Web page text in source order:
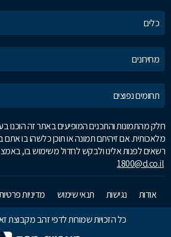
כלים
מחירונים
תחומים נפוצים
חלק מהתמונות והתכנים המופיעים באתר זה הוכנו
מלאכותית. אם זיהיתם תמונה או תוכן כלשהו בו אתם
רשאים לפנות אלינו ולבקש לחדול משימוש בו,
1800@d.co.il
אודות נגישות תנאי שימוש מדיניות
כל הזכויות שמורות לדפי זהב מקבוצת זאפ